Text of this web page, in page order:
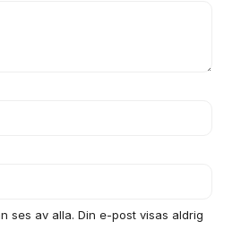
ses av alla. Din e-post visas aldrig